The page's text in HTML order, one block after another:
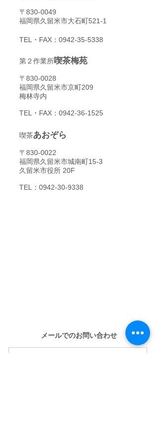
〒830-0049
福岡県久留米市大石町521-1
TEL・FAX：0942-35-5338
​第２作業所喫茶梅苑
〒830-0028
福岡県久留米市京町209
​梅林寺内
TEL・FAX：0942-36-1525
​喫茶あおぞら
〒830-0022
福岡県久留米市城南町15-3
久留米市役所 20F
TEL：0942-30-9338​
メールでのお問い合わせ